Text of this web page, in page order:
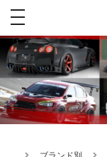
toggle